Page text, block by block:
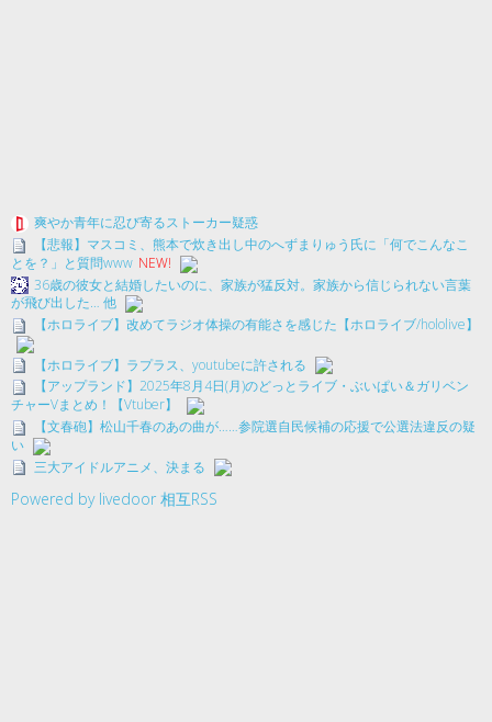
爽やか青年に忍び寄るストーカー疑惑
【悲報】マスコミ、熊本で炊き出し中のへずまりゅう氏に「何でこんなこ
とを？」と質問www NEW!
36歳の彼女と結婚したいのに、家族が猛反対。家族から信じられない言葉
が飛び出した… 他
【ホロライブ】改めてラジオ体操の有能さを感じた【ホロライブ/hololive】
【ホロライブ】ラプラス、youtubeに許される
【アップランド】2025年8月4日(月)のどっとライブ・ぶいぱい＆ガリベン
チャーVまとめ！【Vtuber】
【文春砲】松山千春のあの曲が……参院選自民候補の応援で公選法違反の疑
い
三大アイドルアニメ、決まる
Powered by livedoor 相互RSS